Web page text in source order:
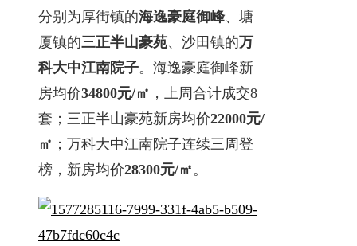
分别为厚街镇的海逸豪庭御峰、塘
厦镇的三正半山豪苑、沙田镇的万
科大中江南院子。海逸豪庭御峰新
房均价34800元/㎡ ，上周合计成交8
套；三正半山豪苑新房均价22000元/
㎡ ；万科大中江南院子连续三周登
榜，新房均价28300元/㎡ 。